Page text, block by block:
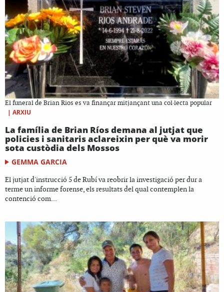
El funeral de Brian Rios es va finançar mitjançant una col·lecta popular
| ARXIU
La família de Brian Ríos demana al jutjat que
policies i sanitaris aclareixin per què va morir
sota custòdia dels Mossos
GEMMA GARCIA
El jutjat d'instrucció 5 de Rubí va reobrir la investigació per dur a
terme un informe forense, els resultats del qual contemplen la
contenció com...